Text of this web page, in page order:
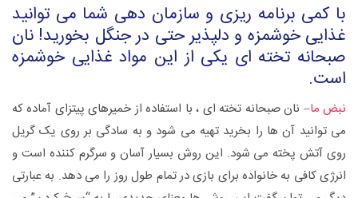
با کمی برنامه ریزی و سازمان دهی شما می توانید
غذایی خوشمزه و دلپذیر حتی در جنگل بخورید! نان
صبحانه تخته ای یکی از این مواد غذایی خوشمزه
است.
نبض ما– نان صبحانه تخته ای ، با استفاده از خمیرهای پیتزای آماده که
می توانید آن ها را بخرید تهیه می شود و به سادگی بر روی یک گریل
روی آتش پخته می شود. این روش بسیار آسان و سرگرم کننده است و
انرژی کافی به خانواده برای بازی در تمام طول روز را می دهد. به عبارتی